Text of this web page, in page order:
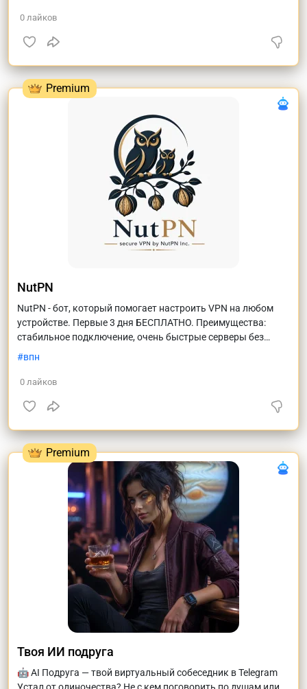
0 лайков
NutPN
NutPN - бот, который помогает настроить VPN на любом
устройстве. Первые 3 дня БЕСПЛАТНО. Преимущества:
стабильное подключение, очень быстрые серверы без
просадок скорости, поддержка, которая отвечает уже
впн
0 лайков
Твоя ИИ подруга
🤖 AI Подруга — твой виртуальный собеседник в Telegram